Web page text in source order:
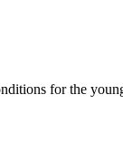
for the